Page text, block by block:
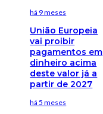
há 9 meses
União Europeia
vai proibir
pagamentos em
dinheiro acima
deste valor já a
partir de 2027
há 5 meses